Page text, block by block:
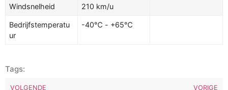
Windsnelheid 210 km/u
Bedrijfstemperatu
ur
-40℃ - +65℃
Tags:
VORIGE
VOLGENDE